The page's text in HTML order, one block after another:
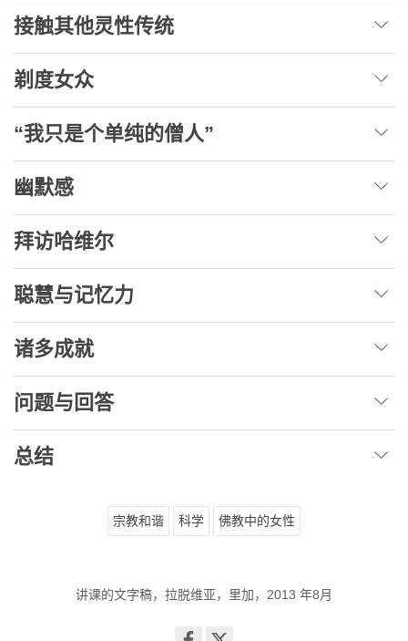
接触其他灵性传统
剃度女众
“我只是个单纯的僧人”
幽默感
拜访哈维尔
聪慧与记忆力
诸多成就
问题与回答
总结
宗教和谐 科学 佛教中的女性
讲课的文字稿，拉脱维亚，里加，2013 年8月